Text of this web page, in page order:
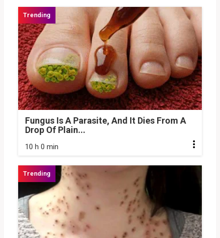
Fungus Is A Parasite, And It Dies From A
Drop Of Plain...
10 h 0 min